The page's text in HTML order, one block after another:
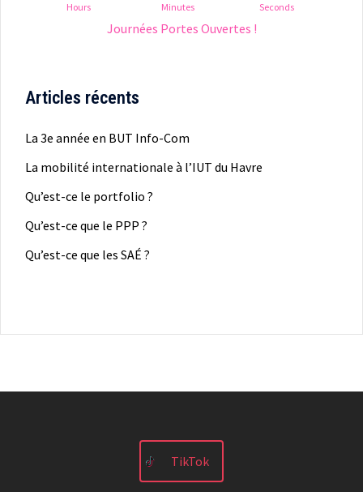
Hours Minutes Seconds
Journées Portes Ouvertes !
Articles récents
La 3e année en BUT Info-Com
La mobilité internationale à l’IUT du Havre
Qu’est-ce le portfolio ?
Qu’est-ce que le PPP ?
Qu’est-ce que les SAÉ ?
TikTok